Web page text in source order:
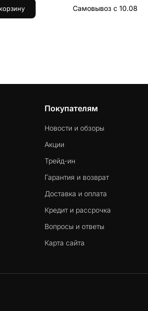
Самовывоз с 10.08
Покупателям
Новости и обзоры
Акции
Трейд-ин
Гарантия и возврат
Доставка и оплата
Кредит и рассрочка
Вопросы и ответы
Карта сайта